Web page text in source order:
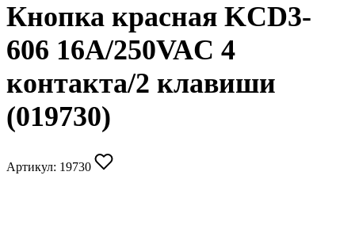
Кнопка красная KCD3-
606 16A/250VAC 4
контакта/2 клавиши
(019730)
Артикул: 19730